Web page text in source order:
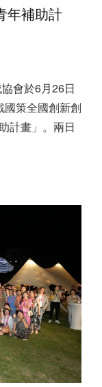
年補助計
會於6月26日
策全國創新創
計畫」。兩日